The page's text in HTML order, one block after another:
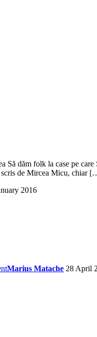
Să dăm folk la case pe
scris de Mircea Micu, chiar
2016
Marius Matache 28 April